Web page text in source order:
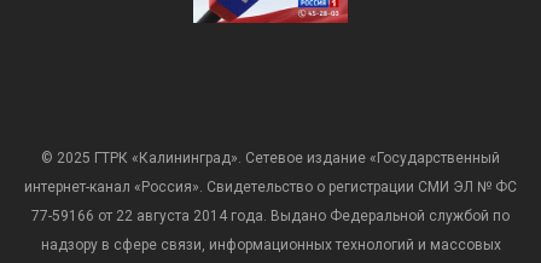
© 2025 ГТРК «Калининград». Сетевое издание «Государственный
интернет-канал «Россия». Свидетельство о регистрации СМИ ЭЛ № ФС
77-59166 от 22 августа 2014 года. Выдано Федеральной службой по
надзору в сфере связи, информационных технологий и массовых